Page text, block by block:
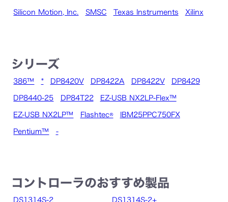
Silicon Motion, Inc. SMSC Texas Instruments Xilinx
シリーズ
386™ * DP8420V DP8422A DP8422V DP8429
DP8440-25 DP84T22 EZ-USB NX2LP-Flex™
EZ-USB NX2LP™ Flashtec® IBM25PPC750FX
Pentium™ -
コントローラのおすすめ製品
DS1314S-2 DS1314S-2+